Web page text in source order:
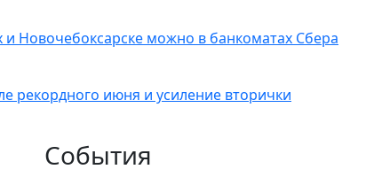
Новочебоксарске можно в банкоматах Сбера
рекордного июня и усиление вторички
События